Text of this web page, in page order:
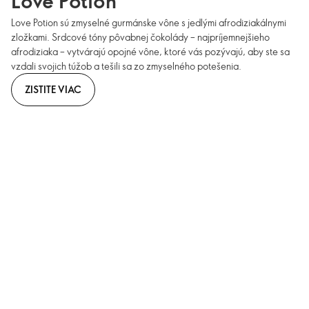
Love Potion sú zmyselné gurmánske vône s jedlými afrodiziakálnymi
zložkami. Srdcové tóny pôvabnej čokolády – najpríjemnejšieho
afrodiziaka – vytvárajú opojné vône, ktoré vás pozývajú, aby ste sa
vzdali svojich túžob a tešili sa zo zmyselného potešenia.
ZISTITE VIAC